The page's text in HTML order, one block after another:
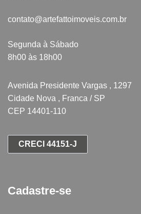
contato@artefattoimoveis.com.br
Segunda à Sábado
8h00 às 18h00
Avenida Presidente Vargas , 1297
Cidade Nova , Franca / SP
CEP 14401-110
CRECI 44151-J
Cadastre-se